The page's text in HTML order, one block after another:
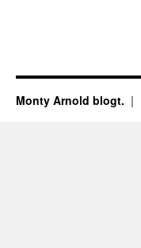
Monty Arnold blogt.